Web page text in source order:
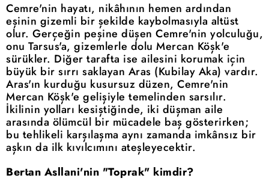
Cemre'nin hayatı, nikâhının hemen ardından
eşinin gizemli bir şekilde kaybolmasıyla altüst
olur. Gerçeğin peşine düşen Cemre'nin yolculuğu,
onu Tarsus'a, gizemlerle dolu Mercan Köşk'e
sürükler. Diğer tarafta ise ailesini korumak için
büyük bir sırrı saklayan Aras (Kubilay Aka) vardır.
Aras'ın kurduğu kusursuz düzen, Cemre'nin
Mercan Köşk'e gelişiyle temelinden sarsılır.
İkilinin yolları kesiştiğinde, iki düşman aile
arasında ölümcül bir mücadele baş gösterirken;
bu tehlikeli karşılaşma aynı zamanda imkânsız bir
aşkın da ilk kıvılcımını ateşleyecektir.
Bertan Asllani'nin "Toprak" kimdir?